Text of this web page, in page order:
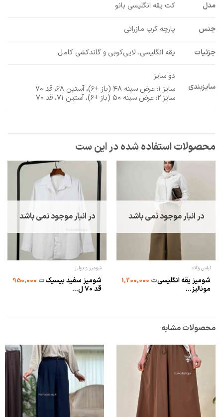
مدل کت یقه انگلیسی بانو
جنس پارچه کرپ مازراتی
جزئیات یقه انگلیسی، لایی‌کوبی و گاندکشی کامل
سایزبندی
دو سایز
سایز ۱: عرض سینه ۴۸ (باز +۶)، آستین ۶۸، قد ۷۰
سایز ۲: عرض سینه ۵۰ (باز +۶)، آستین ۷۱، قد ۷۰
در انبار موجود نمی باشد
لباس زنانه
شومیز یقه انگلیسی
مونالیز...
ت1,200,000
در انبار موجود نمی باشد
شومیز و بولیز
شومیز سفید بیسیک
قد 70 ل...
ت950,000
محصولات مشابه